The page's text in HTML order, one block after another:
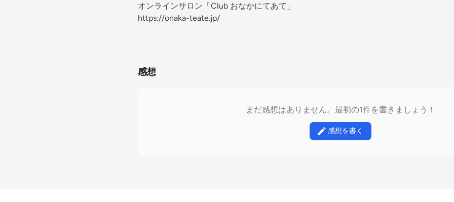
オンラインサロン「Club おなかにてあて」
https://onaka-teate.jp/
感想
まだ感想はありません。最初の1件を書きましょう！
感想を書く